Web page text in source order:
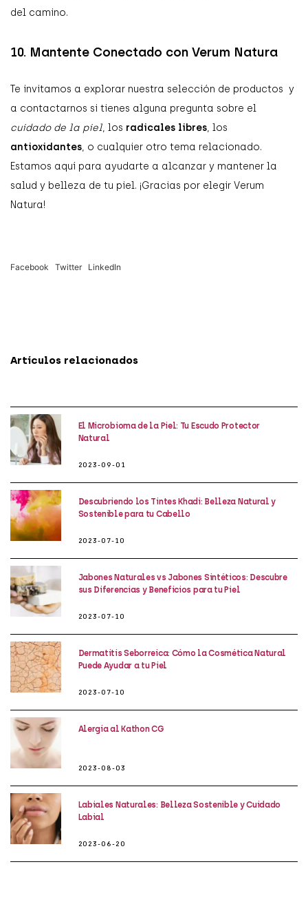
del camino.
10. Mantente Conectado con Verum Natura
Te invitamos a explorar nuestra selección de productos y
a contactarnos si tienes alguna pregunta sobre el
cuidado de la piel, los radicales libres, los
antioxidantes, o cualquier otro tema relacionado.
Estamos aquí para ayudarte a alcanzar y mantener la
salud y belleza de tu piel. ¡Gracias por elegir Verum
Natura!
Facebook Twitter LinkedIn
Artículos relacionados
El Microbioma de la Piel: Tu Escudo Protector
Natural
2023-09-01
Descubriendo los Tintes Khadi: Belleza Natural y
Sostenible para tu Cabello
2023-07-10
Jabones Naturales vs Jabones Sintéticos: Descubre
sus Diferencias y Beneficios para tu Piel
2023-07-10
Dermatitis Seborreica: Cómo la Cosmética Natural
Puede Ayudar a tu Piel
2023-07-10
Alergia al Kathon CG
2023-08-03
Labiales Naturales: Belleza Sostenible y Cuidado
Labial
2023-06-20